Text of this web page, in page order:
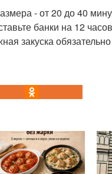
- от 20 до 40
банки на 12
закуска